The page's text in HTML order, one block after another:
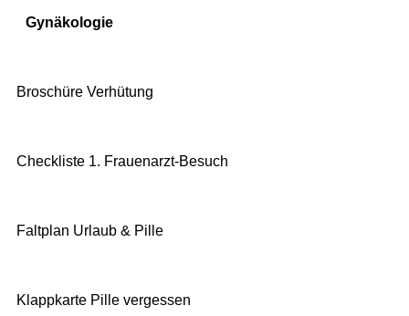
Gynäkologie
Broschüre Verhütung
Checkliste 1. Frauenarzt-Besuch
Faltplan Urlaub & Pille
Klappkarte Pille vergessen